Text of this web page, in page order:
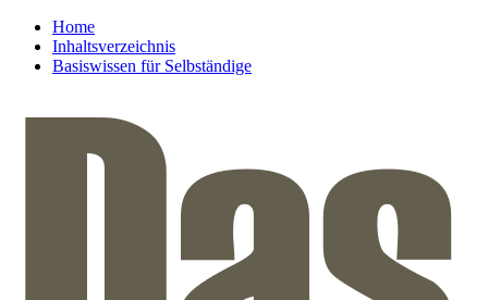
Home
Inhaltsverzeichnis
Basiswissen für Selbständige